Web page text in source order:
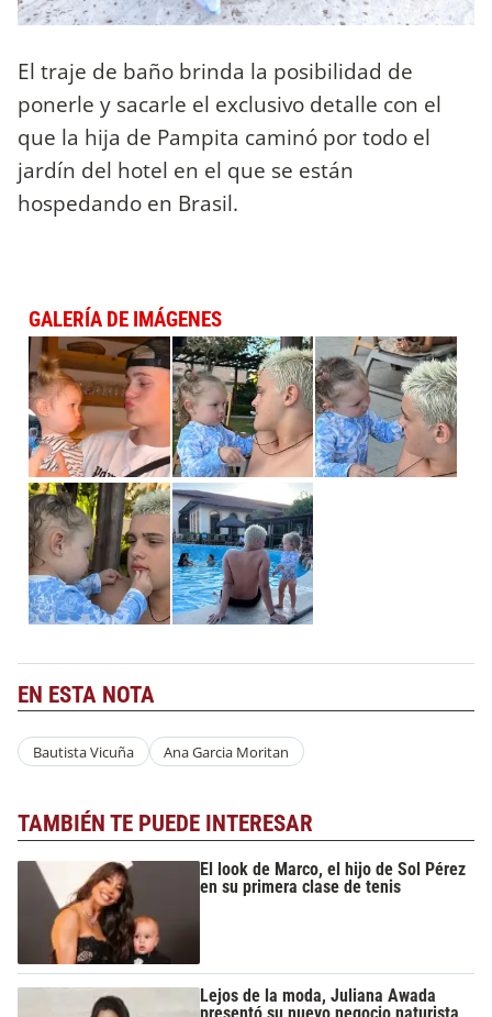
El traje de baño brinda la posibilidad de
ponerle y sacarle el exclusivo detalle con el
que la hija de Pampita caminó por todo el
jardín del hotel en el que se están
hospedando en Brasil.
GALERÍA DE IMÁGENES
EN ESTA NOTA
Bautista Vicuña Ana Garcia Moritan
TAMBIÉN TE PUEDE INTERESAR
El look de Marco, el hijo de Sol Pérez
en su primera clase de tenis
Lejos de la moda, Juliana Awada